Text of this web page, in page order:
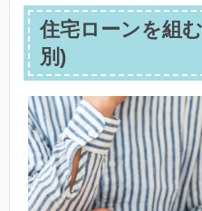
住宅ローンを組
別)